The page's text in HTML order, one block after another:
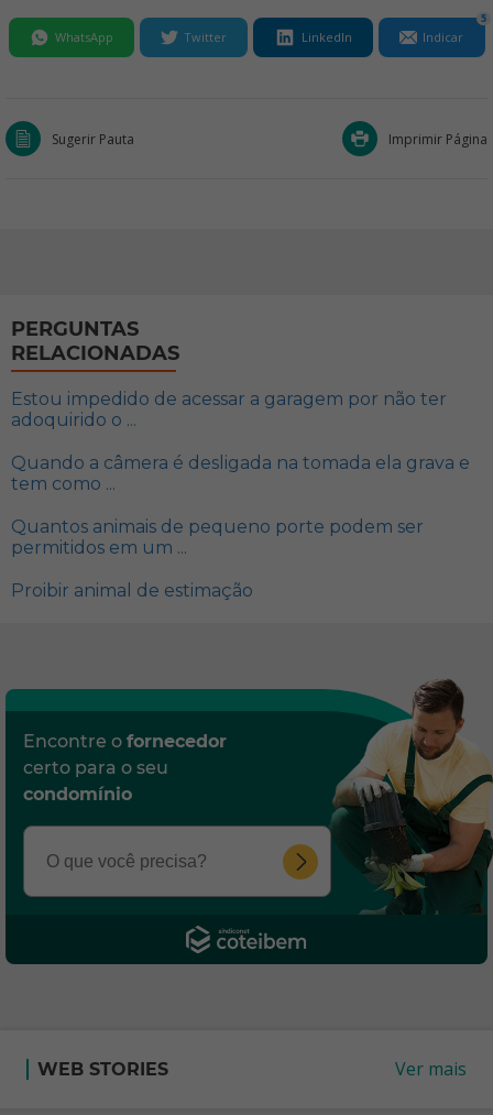
WhatsApp Twitter LinkedIn Indicar
5
Sugerir Pauta Imprimir Página
PERGUNTAS
RELACIONADAS
Estou impedido de acessar a garagem por não ter
adoquirido o ...
Quando a câmera é desligada na tomada ela grava e
tem como ...
Quantos animais de pequeno porte podem ser
permitidos em um ...
Proibir animal de estimação
Encontre o fornecedor
certo para o seu
condomínio
WEB STORIES Ver mais